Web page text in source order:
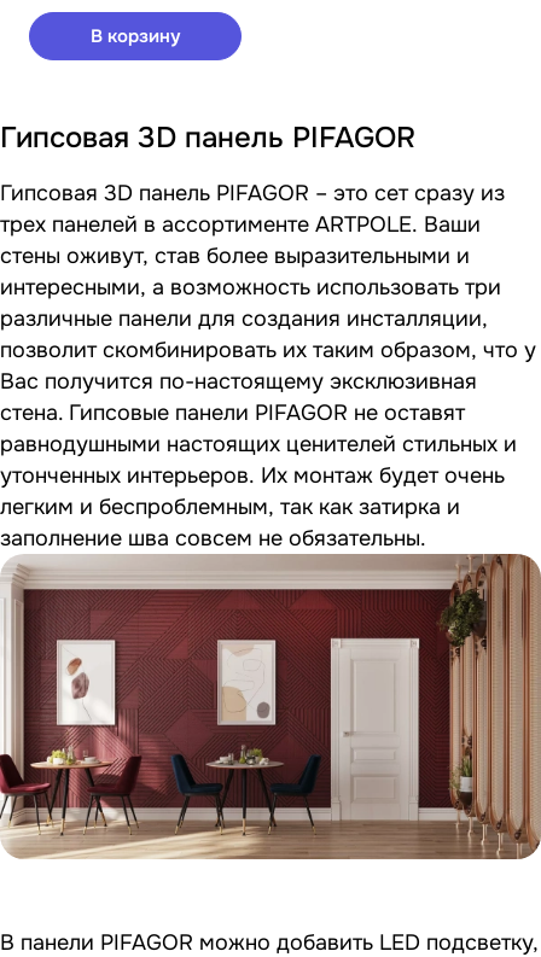
В корзину
Гипсовая 3D панель PIFAGOR
Гипсовая 3D панель PIFAGOR – это сет сразу из
трех панелей в ассортименте ARTPOLE. Ваши
стены оживут, став более выразительными и
интересными, а возможность использовать три
различные панели для создания инсталляции,
позволит скомбинировать их таким образом, что у
Вас получится по-настоящему эксклюзивная
стена. Гипсовые панели PIFAGOR не оставят
равнодушными настоящих ценителей стильных и
утонченных интерьеров. Их монтаж будет очень
легким и беспроблемным, так как затирка и
заполнение шва совсем не обязательны.
В панели PIFAGOR можно добавить LED подсветку,